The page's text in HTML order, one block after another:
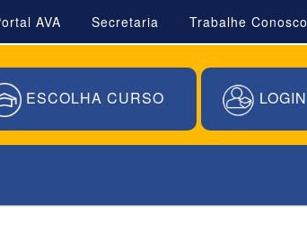
AVA Secretaria Trabalhe Conosco
ESCOLHA CURSO LOGIN